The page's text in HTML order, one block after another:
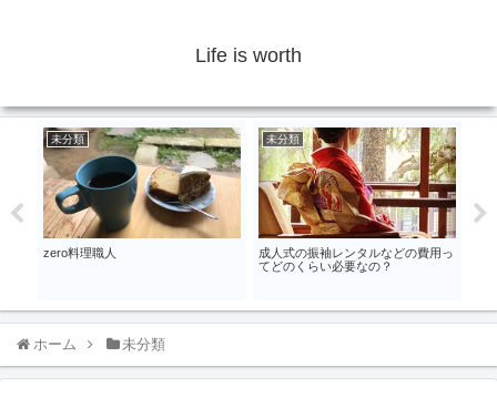
Life is worth
未分類
zero料理職人
未分類
成人式の振袖レンタルなどの費用っ
てどのくらい必要なの？
ホーム 未分類